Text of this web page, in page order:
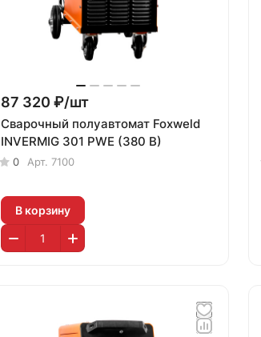
87 320 ₽/шт
Сварочный полуавтомат Foxweld
INVERMIG 301 PWE (380 В)
0 Арт. 7100
В корзину